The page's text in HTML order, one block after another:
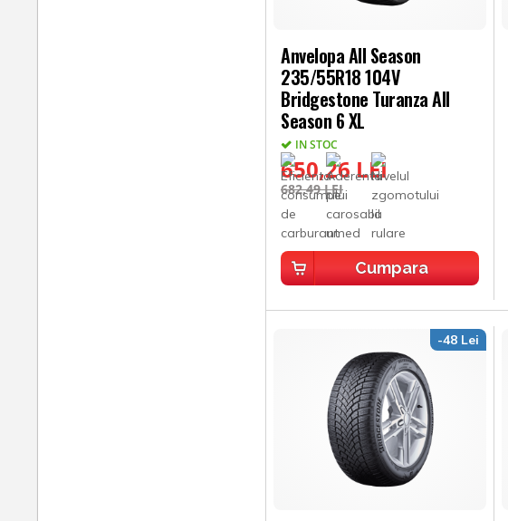
Anvelopa All Season
235/55R18 104V
Bridgestone Turanza All
Season 6 XL
IN STOC
650,26 LEI
682,49 LEI
Cumpara
-48 Lei